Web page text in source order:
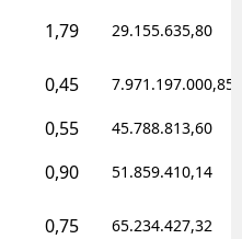
1,79 29.155.635,80
0,45 7.971.197.000,85
0,55 45.788.813,60
0,90 51.859.410,14
0,75 65.234.427,32